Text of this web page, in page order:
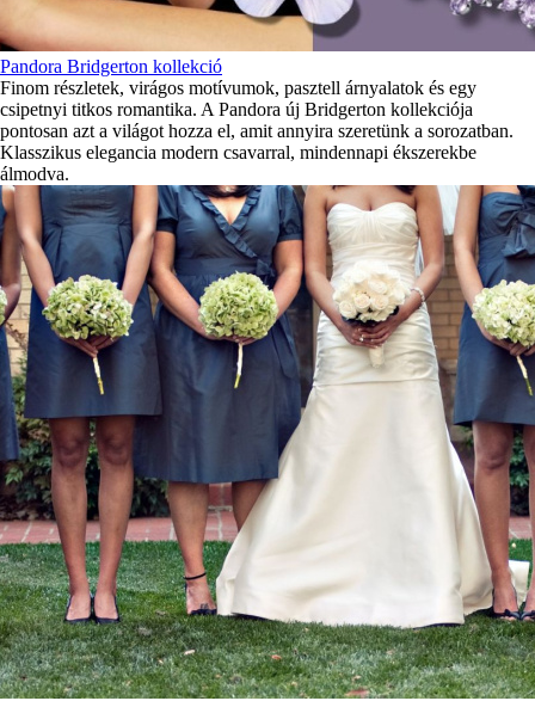
Pandora Bridgerton kollekció
Finom részletek, virágos motívumok, pasztell árnyalatok és egy
csipetnyi titkos romantika. A Pandora új Bridgerton kollekciója
pontosan azt a világot hozza el, amit annyira szeretünk a sorozatban.
Klasszikus elegancia modern csavarral, mindennapi ékszerekbe
álmodva.